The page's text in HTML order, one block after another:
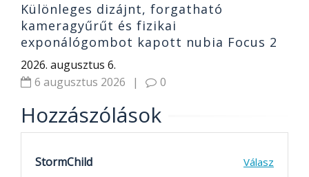
Különleges dizájnt, forgatható
kameragyűrűt és fizikai
exponálógombot kapott nubia Focus 2
Ultra 5G
2026. augusztus 6.
6 augusztus 2026
| 0
Hozzászólások
StormChild Válasz